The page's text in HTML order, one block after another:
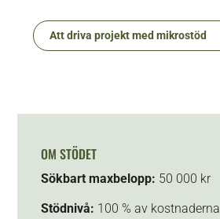
Att driva projekt med mikrostöd
OM STÖDET
Sökbart maxbelopp: 50 000 kr
Stödnivå: 100 % av kostnaderna